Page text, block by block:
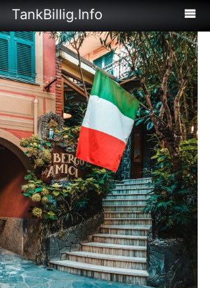
TankBillig.Info